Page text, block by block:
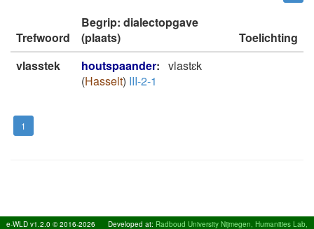
Trefwoord
Begrip: dialectopgave
(plaats)
Toelichting
vlasstek
houtspaander: vlastɛk
(Hasselt) III-2-1
1
e-WLD v1.2.0 © 2016-2026 Developed at: Radboud University Nijmegen, Humanities Lab,